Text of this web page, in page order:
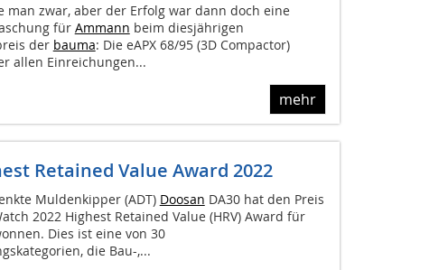
man zwar, aber der Erfolg war dann doch eine
für Ammann beim diesjährigen
der bauma: Die eAPX 68/95 (3D Compactor)
allen Einreichungen...
mehr
Retained Value Award 2022
Muldenkipper (ADT) Doosan DA30 hat den Preis
2022 Highest Retained Value (HRV) Award für
Dies ist eine von 30
die Bau-,...